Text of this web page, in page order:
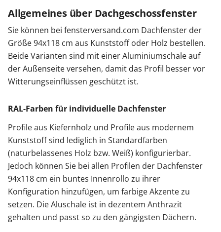
Allgemeines über Dachgeschossfenster
Sie können bei fensterversand.com Dachfenster der
Größe 94x118 cm aus Kunststoff oder Holz bestellen.
Beide Varianten sind mit einer Aluminiumschale auf
der Außenseite versehen, damit das Profil besser vor
Witterungseinflüssen geschützt ist.
RAL-Farben für individuelle Dachfenster
Profile aus Kiefernholz und Profile aus modernem
Kunststoff sind lediglich in Standardfarben
(naturbelassenes Holz bzw. Weiß) konfigurierbar.
Jedoch können Sie bei allen Profilen der Dachfenster
94x118 cm ein buntes Innenrollo zu ihrer
Konfiguration hinzufügen, um farbige Akzente zu
setzen. Die Aluschale ist in dezentem Anthrazit
gehalten und passt so zu den gängigsten Dächern.